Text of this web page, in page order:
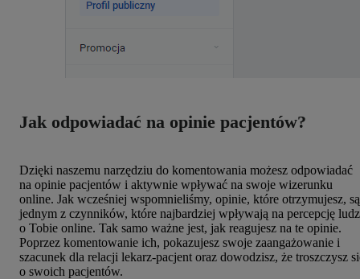
Jak odpowiadać na opinie pacjentów?
Dzięki naszemu narzędziu do komentowania możesz odpowiadać
na opinie pacjentów i aktywnie wpływać na swoje wizerunku
online. Jak wcześniej wspomnieliśmy, opinie, które otrzymujesz, są
jednym z czynników, które najbardziej wpływają na percepcję
o Tobie online. Tak samo ważne jest, jak reagujesz na te opinie.
Poprzez komentowanie ich, pokazujesz swoje zaangażowanie i
szacunek dla relacji lekarz-pacjent oraz dowodzisz, że troszczysz
o swoich pacjentów.